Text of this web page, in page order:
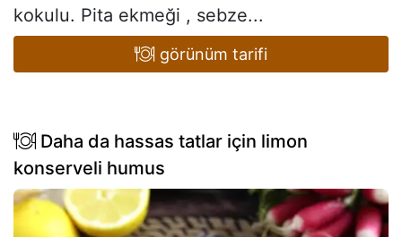
kokulu. Pita ekmeği , sebze...
görünüm tarifi
Daha da hassas tatlar için limon
konserveli humus